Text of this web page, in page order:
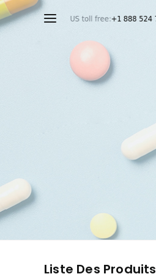
Liste Des Produits